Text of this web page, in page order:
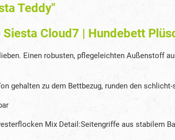
Teddy"
Cloud7 | Hundebett
Einen robusten, pflegeleichten Außenstoff
gehalten zu dem Bettbezug, runden den
Mix Detail:Seitengriffe aus stabilem